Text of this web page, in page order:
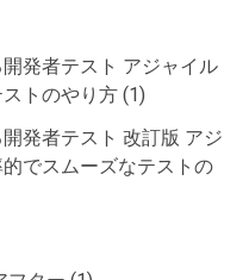
発者テスト アジャイル
トのやり方 (1)
発者テスト 改訂版 アジ
でスムーズなテストの